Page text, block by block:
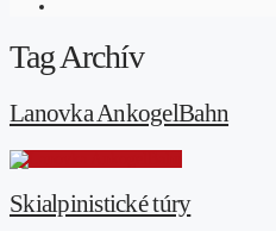
Tag Archív
Lanovka AnkogelBahn
Skialpinistické túry